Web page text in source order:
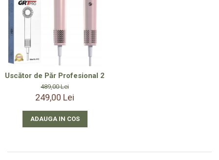
Smartwatch-Uri
STAND UP PADDLES
Textile
Textile Camera
USB
Uscatoare De Par
Voucher Cadou
Uscător de Păr Profesional 2200W cu Difuzor Magnetic și
489,00 Lei
249,00 Lei
ADAUGA IN COS